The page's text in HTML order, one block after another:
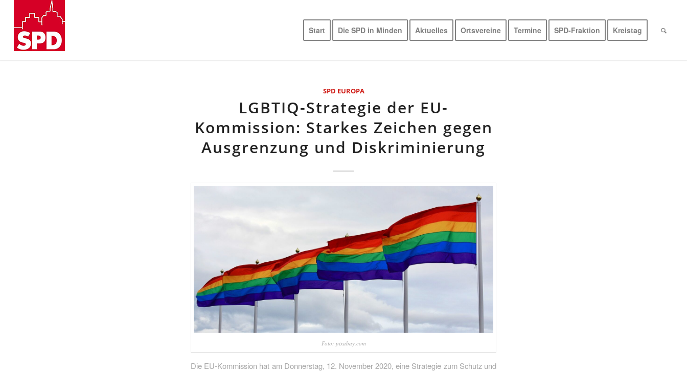
Start Die SPD in Minden Aktuelles Ortsvereine Termine SPD-Fraktion Kreistag
SPD EUROPA
LGBTIQ-Strategie der EU-
Kommission: Starkes Zeichen gegen
Ausgrenzung und Diskriminierung
Foto: pixabay.com
Die EU-Kommission hat am Donnerstag, 12. November 2020, eine Strategie zum Schutz und